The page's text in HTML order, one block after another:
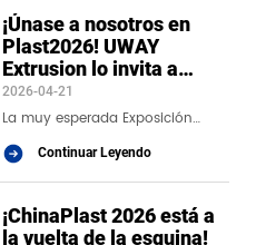
¡Únase a nosotros en
Plast2026! UWAY
Extrusion lo invita a
explorar nuevas
oportunidades en la
plástico
2026-04-21
La muy esperada Exposición
Internacional de la Industria del
Plástico y el Caucho Plast2026 se
abrirá grandiosamente del 9 al 12
Continuar Leyendo
¡ChinaPlast 2026 está a
la vuelta de la esquina!